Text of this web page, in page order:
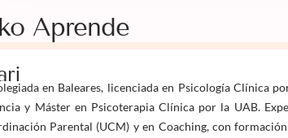
Aprende
en Baleares, licenciada en Psicología Clínica
y Máster en Psicoterapia Clínica por la UAB.
Parental (UCM) y en Coaching, con